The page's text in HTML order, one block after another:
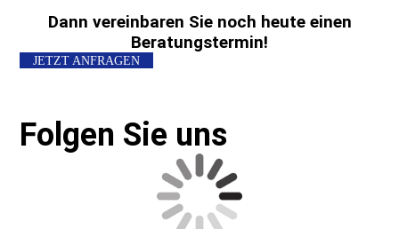
Dann vereinbaren Sie noch heute einen
Beratungstermin!
JETZT ANFRAGEN
Folgen Sie uns